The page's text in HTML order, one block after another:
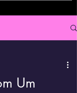
Um